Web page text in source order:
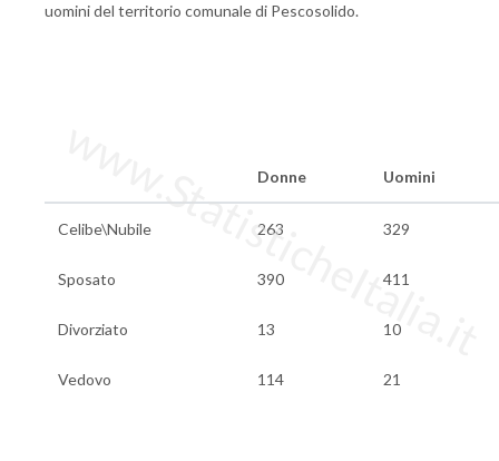
uomini del territorio comunale di Pescosolido.
Donne Uomini
Celibe\Nubile 263 329
Sposato 390 411
Divorziato 13 10
Vedovo 114 21
www.StatisticheItalia.it